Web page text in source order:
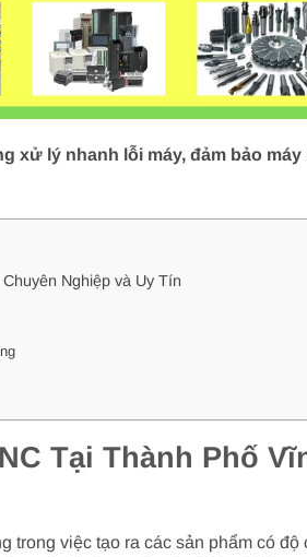
xử lý nhanh lỗi máy, đảm bảo
Nghiệp và Uy Tín
Tại Thành Phố
việc tạo ra các sản phẩm có